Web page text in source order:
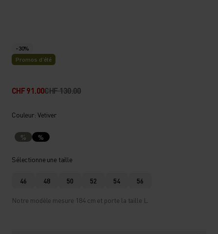
-30%
Promos d’été
CHF 91.00CHF 130.00
Couleur: Vetiver
% %
Sélectionne une taille
46 48 50 52 54 56
Notre modèle mesure 184 cm et porte la taille L.